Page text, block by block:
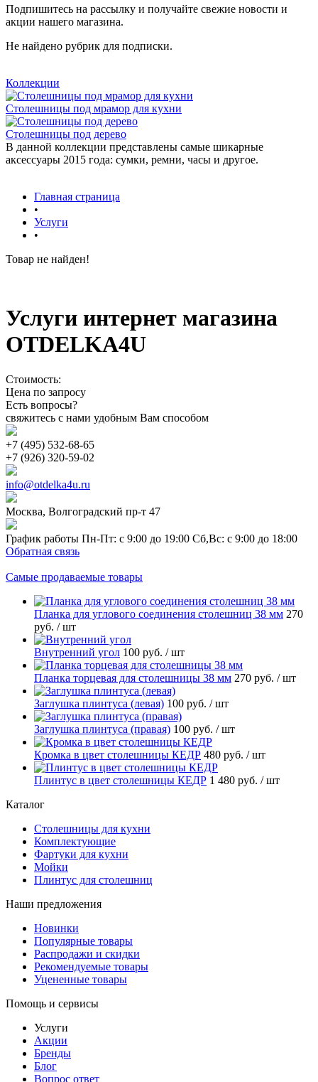
Подпишитесь на рассылку и получайте свежие новости и
акции нашего магазина.
Не найдено рубрик для подписки.
Коллекции
Столешницы под мрамор для кухни
Столешницы под дерево
В данной коллекции представлены самые шикарные
аксессуары 2015 года: сумки, ремни, часы и другое.
Главная страница
•
Услуги
•
Товар не найден!
Услуги интернет магазина
OTDELKA4U
Стоимость:
Цена по запросу
Есть вопросы?
свяжитесь с нами удобным Вам способом
+7 (495) 532-68-65
+7 (926) 320-59-02
info@otdelka4u.ru
Москва, Волгоградский пр-т 47
График работы Пн-Пт: с 9:00 до 19:00 Сб,Вс: с 9:00 до 18:00
Обратная связь
Самые продаваемые товары
Планка для углового соединения столешниц 38 мм 270
руб. / шт
Внутренний угол 100 руб. / шт
Планка торцевая для столешницы 38 мм 270 руб. / шт
Заглушка плинтуса (левая) 100 руб. / шт
Заглушка плинтуса (правая) 100 руб. / шт
Кромка в цвет столешницы КЕДР 480 руб. / шт
Плинтус в цвет столешницы КЕДР 1 480 руб. / шт
Каталог
Столешницы для кухни
Комплектующие
Фартуки для кухни
Мойки
Плинтус для столешниц
Наши предложения
Новинки
Популярные товары
Распродажи и скидки
Рекомендуемые товары
Уцененные товары
Помощь и сервисы
Услуги
Акции
Бренды
Блог
Вопрос ответ